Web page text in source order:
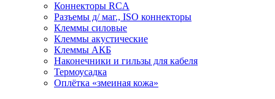
Коннекторы RCA
Разъемы д/ маг., ISO коннекторы
Клеммы силовые
Клеммы акустические
Клеммы АКБ
Наконечники и гильзы для кабеля
Термоусадка
Оплётка «змеиная кожа»